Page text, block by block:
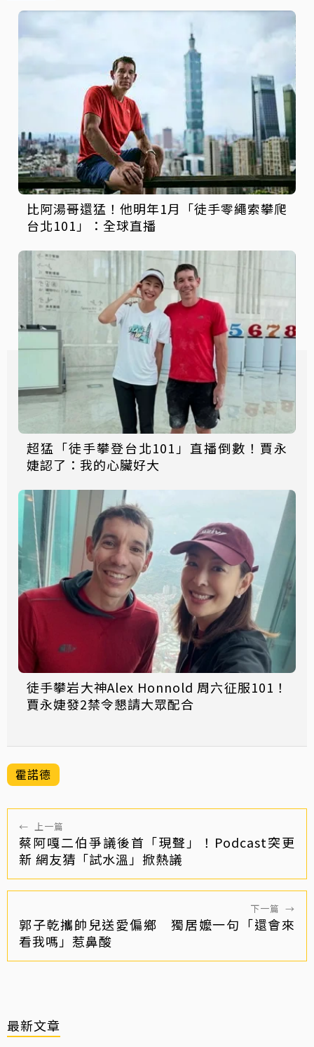
比阿湯哥還猛！他明年1月「徒手零繩索攀爬
台北101」：全球直播
超猛「徒手攀登台北101」直播倒數！賈永
婕認了：我的心臟好大
徒手攀岩大神Alex Honnold 周六征服101！
賈永婕發2禁令懇請大眾配合
霍諾德
← 上一篇
蔡阿嘎二伯爭議後首「現聲」！Podcast突更
新 網友猜「試水溫」掀熱議
下一篇 →
郭子乾攜帥兒送愛偏鄉 獨居嬤一句「還會來
看我嗎」惹鼻酸
最新文章